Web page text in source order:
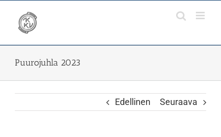
content
Puurojuhla 2023
Edellinen Seuraava